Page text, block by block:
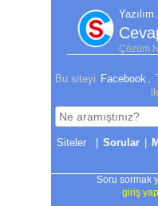
Yazılım.
Çözüm
Bu siteyi Facebook
| Sorular |
Soru sormak
giriş